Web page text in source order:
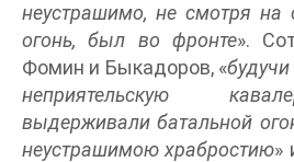
неустрашимо, не смотря на
огонь, был во фронте».
Фомин и Быкадоров, «
неприятельскую
выдерживали батальной
неустрашимою храбростию»